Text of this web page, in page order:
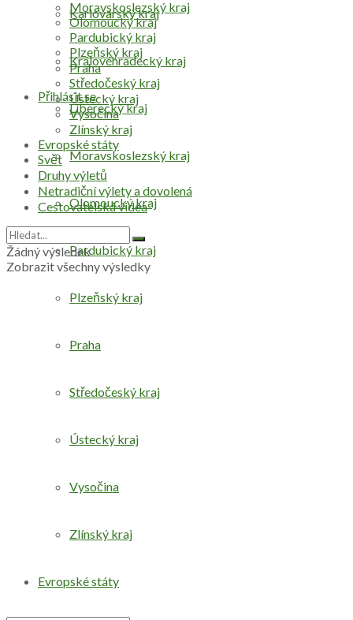
Přihlásit se
Karlovarský kraj
Královéhradecký kraj
Liberecký kraj
Moravskoslezský kraj
Olomoucký kraj
Pardubický kraj
Plzeňský kraj
Praha
Středočeský kraj
Ústecký kraj
Vysočina
Zlínský kraj
Evropské státy
Moravskoslezský kraj
Olomoucký kraj
Pardubický kraj
Plzeňský kraj
Praha
Středočeský kraj
Ústecký kraj
Vysočina
Zlínský kraj
Evropské státy
Svět
Druhy výletů
Netradiční výlety a dovolená
Cestovatelská videa
Žádný výsledek
Zobrazit všechny výsledky